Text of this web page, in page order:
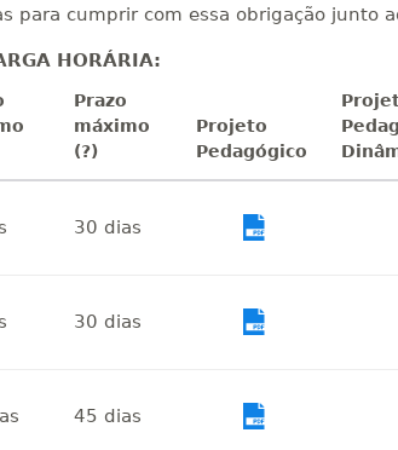
para cumprir com essa obrigação junto
HORÁRIA:
Prazo
máximo
(?)
Projeto
Pedagógico
30 dias
30 dias
45 dias